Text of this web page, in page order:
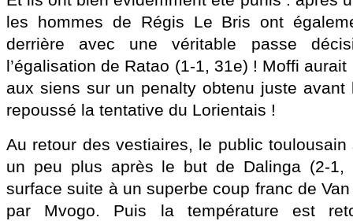
les hommes de Régis Le Bris ont
derrière avec une véritable passe
l’égalisation de Ratao (1-1, 31e) ! Moffi
aux siens sur un penalty obtenu juste
repoussé la tentative du Lorientais !
Au retour des vestiaires, le public toulousain
un peu plus après le but de Dalinga (2-1,
surface suite à un superbe coup franc de
par Mvogo. Puis la température est